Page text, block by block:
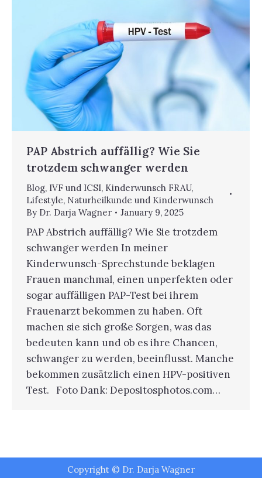
PAP Abstrich auffällig? Wie Sie
trotzdem schwanger werden
Blog, IVF und ICSI, Kinderwunsch FRAU,
Lifestyle, Naturheilkunde und Kinderwunsch
By Dr. Darja Wagner January 9, 2025
PAP Abstrich auffällig? Wie Sie trotzdem
schwanger werden In meiner
Kinderwunsch-Sprechstunde beklagen
Frauen manchmal, einen unperfekten oder
sogar auffälligen PAP-Test bei ihrem
Frauenarzt bekommen zu haben. Oft
machen sie sich große Sorgen, was das
bedeuten kann und ob es ihre Chancen,
schwanger zu werden, beeinflusst. Manche
bekommen zusätzlich einen HPV-positiven
Test. Foto Dank: Depositosphotos.com…
Copyright © Dr. Darja Wagner